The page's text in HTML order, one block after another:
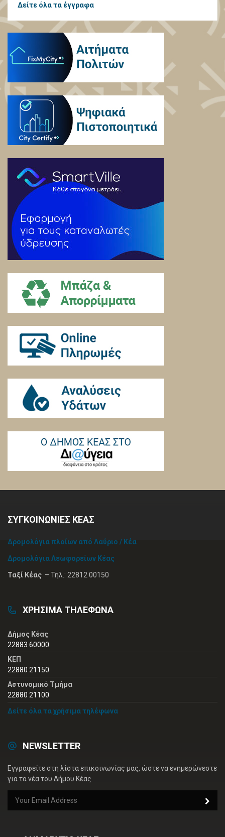
Δείτε όλα τα έγγραφα
ΣΥΓΚΟΙΝΩΝΙΕΣ ΚΕΑΣ
Δρομολόγια πλοίων από Λαύριο / Κέα
Δρομολόγια Λεωφορείων Κέας
Ταξί Κέας – Τηλ.: 22812 00150
ΧΡΗΣΙΜΑ ΤΗΛΕΦΩΝΑ
Δήμος Κέας
22883 60000
ΚΕΠ
22880 21150
Αστυνομικό Τμήμα
22880 21100
Δείτε όλα τα χρήσιμα τηλέφωνα
NEWSLETTER
Εγγραφείτε στη λίστα επικοινωνίας μας, ώστε να ενημερώνεστε
για τα νέα του Δήμου Κέας